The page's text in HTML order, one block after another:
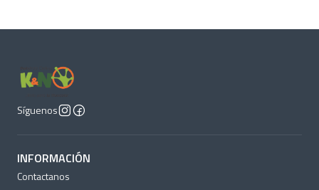
Síguenos
INFORMACIÓN
Contactanos